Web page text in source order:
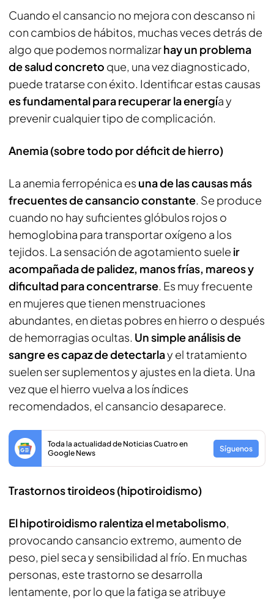
Cuando el cansancio no mejora con descanso ni
con cambios de hábitos, muchas veces detrás de
algo que podemos normalizarhay un problema
de salud concreto que, una vez diagnosticado,
puede tratarse con éxito. Identificar estas causas
es fundamental para recuperar la energía y
prevenir cualquier tipo de complicación.
Anemia (sobre todo por déficit de hierro)
La anemia ferropénica es una de las causas más
frecuentes de cansancio constante. Se produce
cuando no hay suficientes glóbulos rojos o
hemoglobina para transportar oxígeno a los
tejidos. La sensación de agotamiento suele ir
acompañada de palidez, manos frías, mareos y
dificultad para concentrarse. Es muy frecuente
en mujeres que tienen menstruaciones
abundantes, en dietas pobres en hierro o después
de hemorragias ocultas. Un simple análisis de
sangre es capaz de detectarlay el tratamiento
suelen ser suplementos y ajustes en la dieta. Una
vez que el hierro vuelva a los índices
recomendados, el cansancio desaparece.
Toda la actualidad de Noticias Cuatro en
Google News
Síguenos
Trastornos tiroideos (hipotiroidismo)
El hipotiroidismo ralentiza el metabolismo,
provocando cansancio extremo, aumento de
peso, piel seca y sensibilidad al frío. En muchas
personas, este trastorno se desarrolla
lentamente, por lo que la fatiga se atribuye